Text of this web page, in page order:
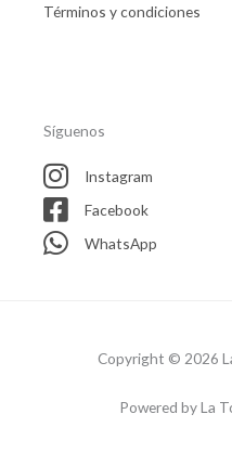
Términos y condiciones
Síguenos
Instagram
Facebook
WhatsApp
Copyright © 2026
Powered by La